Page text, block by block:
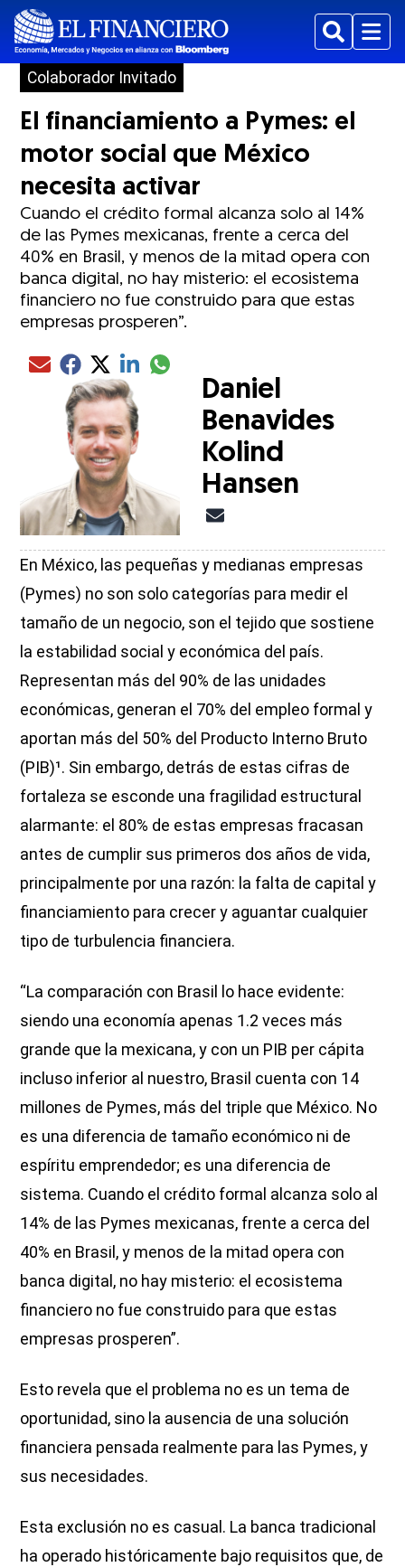
BuscarMenu
Colaborador Invitado
El financiamiento a Pymes: el
motor social que México
necesita activar
Cuando el crédito formal alcanza solo al 14%
de las Pymes mexicanas, frente a cerca del
40% en Brasil, y menos de la mitad opera con
banca digital, no hay misterio: el ecosistema
financiero no fue construido para que estas
empresas prosperen”.
Compartir el artículo actual mediante Email
Compartir el artículo actual mediante Facebook
Compartir el artículo actual mediante Twitter
Compartir el artículo actual mediante LinkedIn
Compartir el artículo actual mediante
Daniel
Benavides
Kolind
Hansen
En México, las pequeñas y medianas empresas
(Pymes) no son solo categorías para medir el
tamaño de un negocio, son el tejido que sostiene
la estabilidad social y económica del país.
Representan más del 90% de las unidades
económicas, generan el 70% del empleo formal y
aportan más del 50% del Producto Interno Bruto
(PIB)¹. Sin embargo, detrás de estas cifras de
fortaleza se esconde una fragilidad estructural
alarmante: el 80% de estas empresas fracasan
antes de cumplir sus primeros dos años de vida,
principalmente por una razón: la falta de capital y
financiamiento para crecer y aguantar cualquier
tipo de turbulencia financiera.
“La comparación con Brasil lo hace evidente:
siendo una economía apenas 1.2 veces más
grande que la mexicana, y con un PIB per cápita
incluso inferior al nuestro, Brasil cuenta con 14
millones de Pymes, más del triple que México. No
es una diferencia de tamaño económico ni de
espíritu emprendedor; es una diferencia de
sistema. Cuando el crédito formal alcanza solo al
14% de las Pymes mexicanas, frente a cerca del
40% en Brasil, y menos de la mitad opera con
banca digital, no hay misterio: el ecosistema
financiero no fue construido para que estas
empresas prosperen”.
Esto revela que el problema no es un tema de
oportunidad, sino la ausencia de una solución
financiera pensada realmente para las Pymes, y
sus necesidades.
Esta exclusión no es casual. La banca tradicional
ha operado históricamente bajo requisitos que, de